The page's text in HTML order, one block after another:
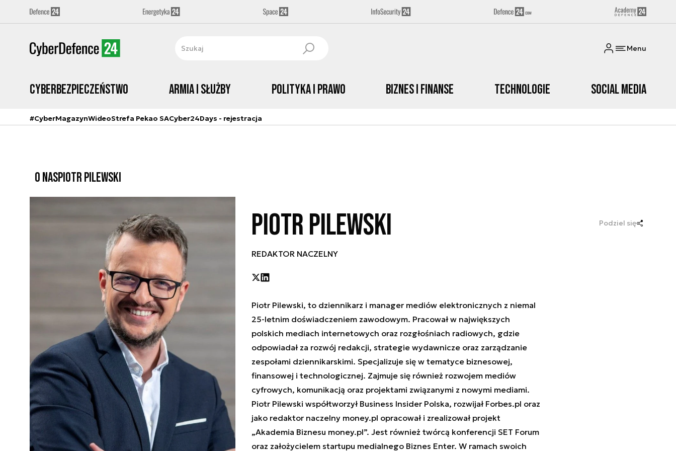
Menu
Cyberbezpieczeństwo Armia i Służby Polityka i prawo Biznes i Finanse Technologie Social media
#CyberMagazynWideoStrefa Pekao SACyber24Days - rejestracja
O NASPIOTR PILEWSKI
Piotr Pilewski
REDAKTOR NACZELNY
Piotr Pilewski, to dziennikarz i manager mediów elektronicznych z niemal
25-letnim doświadczeniem zawodowym. Pracował w największych
polskich mediach internetowych oraz rozgłośniach radiowych, gdzie
odpowiadał za rozwój redakcji, strategie wydawnicze oraz zarządzanie
zespołami dziennikarskimi. Specjalizuje się w tematyce biznesowej,
finansowej i technologicznej. Zajmuje się również rozwojem mediów
cyfrowych, komunikacją oraz projektami związanymi z nowymi mediami.
Piotr Pilewski współtworzył Business Insider Polska, rozwijał Forbes.pl oraz
jako redaktor naczelny money.pl opracował i zrealizował projekt
„Akademia Biznesu money.pl”. Jest również twórcą konferencji SET Forum
oraz założycielem startupu medialnego Biznes Enter. W ramach swoich
Podziel się